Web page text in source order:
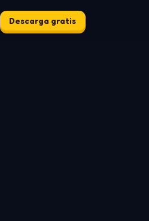
Descarga gratis